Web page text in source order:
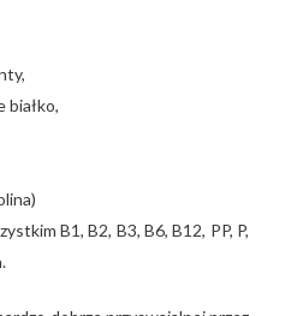
białko,
B1, B2, B3, B6, B12, PP, P,